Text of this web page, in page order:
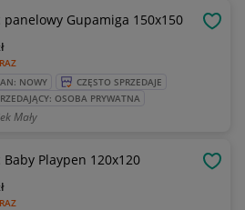
panelowy Gupamiga 150x150
NOWY
CZĘSTO SPRZEDAJE
OSOBA PRYWATNA
Mały
Baby Playpen 120x120